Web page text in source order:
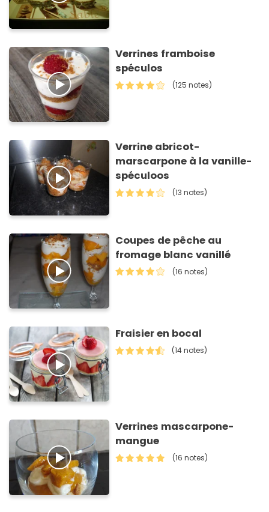
Verrines framboise
spéculos
(125 notes)
Verrine abricot-
marscarpone à la vanille-
spéculoos
(13 notes)
Coupes de pêche au
fromage blanc vanillé
(16 notes)
Fraisier en bocal
(14 notes)
Verrines mascarpone-
mangue
(16 notes)